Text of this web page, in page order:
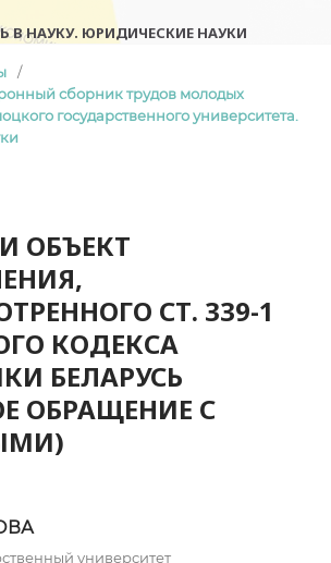
В НАУКУ. ЮРИДИЧЕСКИЕ НАУКИ
/
сборник трудов молодых
государственного университета.
ОБЪЕКТ
СТ. 339-1
КОДЕКСА
БЕЛАРУСЬ
ОБРАЩЕНИЕ С
университет